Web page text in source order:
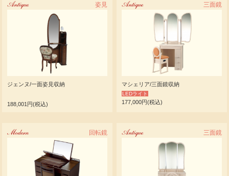
姿見
ジェンヌ/一面姿見収納
188,001円(税込)
三面鏡
マシェリア/三面鏡収納
LEDライト
177,000円(税込)
回転鏡 三面鏡